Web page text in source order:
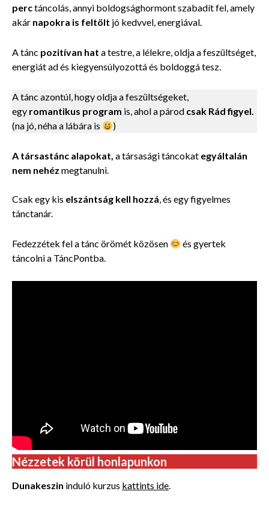
perctáncolás, annyi boldogsághormont szabadít fel, amely
akár napokra is feltölt jó kedvvel, energiával.
A tánc pozitívan hat a testre, a lélekre, oldja a feszültséget,
energiát ad és kiegyensúlyozottá és boldoggá tesz.
A tánc azontúl, hogy oldja a feszültségeket,
egy romantikus program is, ahol a párod csak Rád figyel.
(na jó, néha a lábára is
)
A társastánc alapokat, a társasági táncokat egyáltalán
nem nehéz megtanulni.
Csak egy kis elszántság kell hozzá, és egyfigyelmes
tánctanár.
Fedezzétek fel a tánc örömét közösen
és gyertek
táncolni a TáncPontba.
Nézzetek körül honlapunkon
Dunakeszin induló kurzus kattints ide.